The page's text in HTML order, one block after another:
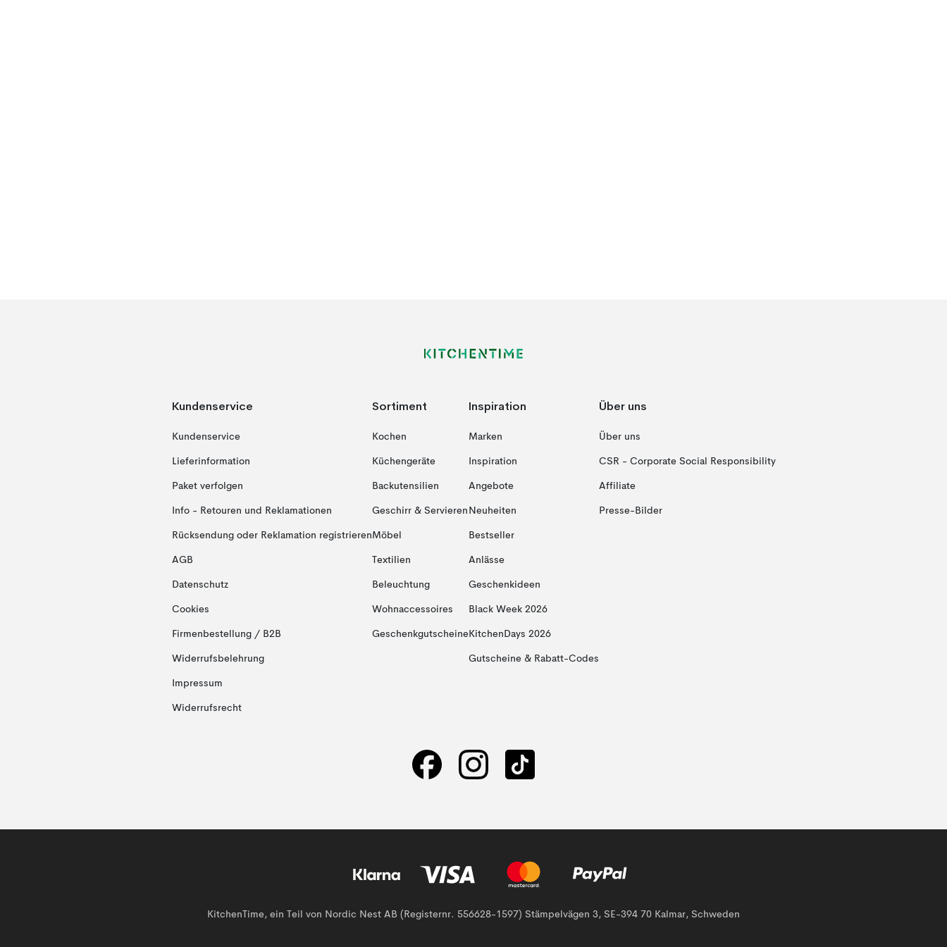
Kundenservice
Kundenservice
Lieferinformation
Paket verfolgen
Info - Retouren und Reklamationen
Rücksendung oder Reklamation registrieren
AGB
Datenschutz
Cookies
Firmenbestellung / B2B
Widerrufsbelehrung
Impressum
Widerrufsrecht
Sortiment
Kochen
Küchengeräte
Backutensilien
Geschirr & Servieren
Möbel
Textilien
Beleuchtung
Wohnaccessoires
Geschenkgutscheine
Inspiration
Marken
Inspiration
Angebote
Neuheiten
Bestseller
Anlässe
Geschenkideen
Black Week 2026
KitchenDays 2026
Gutscheine & Rabatt-Codes
Über uns
Über uns
CSR - Corporate Social Responsibility
Affiliate
Presse-Bilder
KitchenTime, ein Teil von Nordic Nest AB (Registernr. 556628-1597) Stämpelvägen 3, SE-394 70 Kalmar, Schweden